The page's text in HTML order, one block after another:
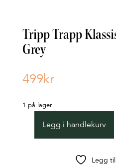
Tripp Trapp
Grey
499kr
1 på lager
Legg i handlekurv
Legg